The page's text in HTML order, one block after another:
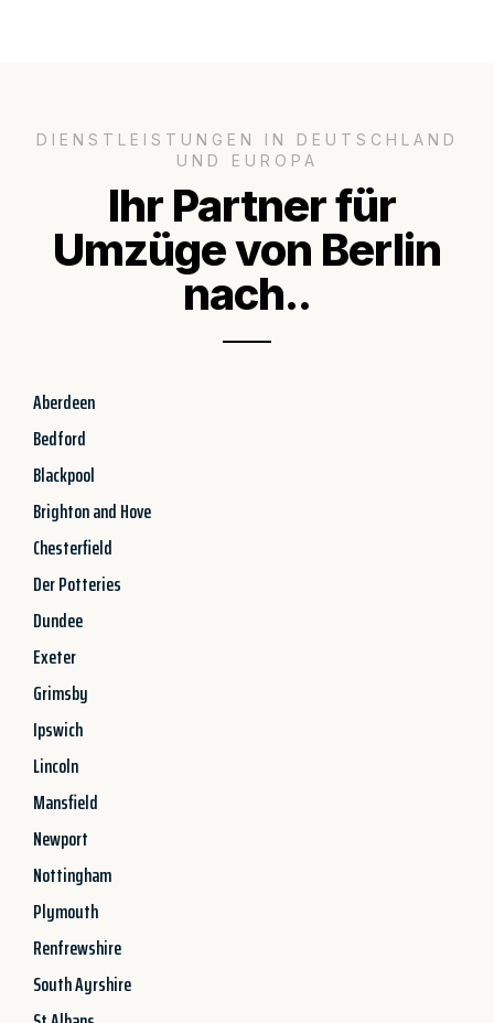
DIENSTLEISTUNGEN IN DEUTSCHLAND
UND EUROPA
Ihr Partner für
Umzüge von Berlin
nach..
Aberdeen
Bedford
Blackpool
Brighton and Hove
Chesterfield
Der Potteries
Dundee
Exeter
Grimsby
Ipswich
Lincoln
Mansfield
Newport
Nottingham
Plymouth
Renfrewshire
South Ayrshire